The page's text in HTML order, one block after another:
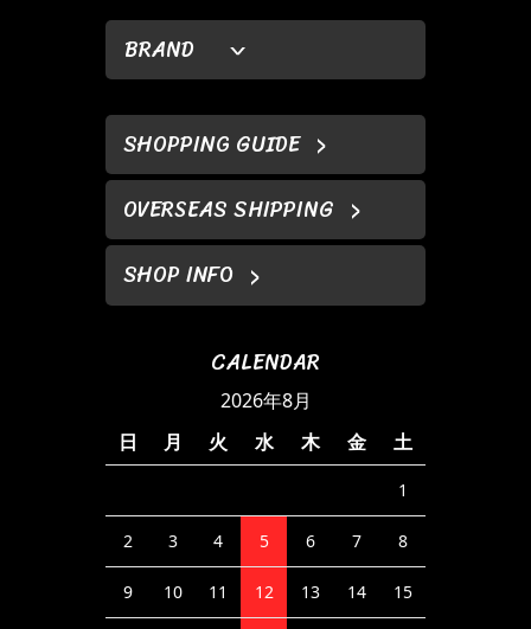
BRAND
SHOPPING GUIDE
OVERSEAS SHIPPING
SHOP INFO
CALENDAR
2026年8月
日
月 火 水 木 金 土
1
2 3 4 5 6 7 8
9 10 11 12 13 14 15